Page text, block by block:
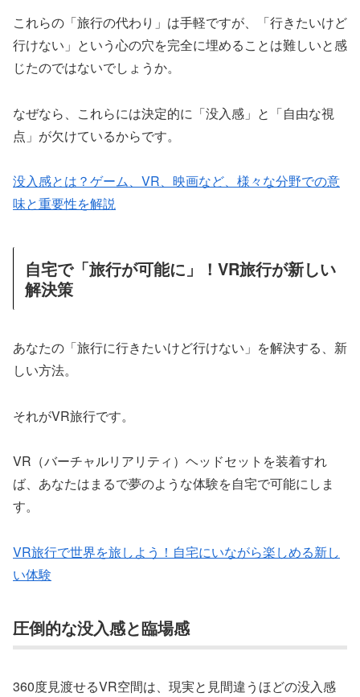
これらの「旅行の代わり」は手軽ですが、「行きたいけど
行けない」という心の穴を完全に埋めることは難しいと感
じたのではないでしょうか。
なぜなら、これらには決定的に「没入感」と「自由な視
点」が欠けているからです。
没入感とは？ゲーム、VR、映画など、様々な分野での意
味と重要性を解説
自宅で「旅行が可能に」！VR旅行が新しい
解決策
あなたの「旅行に行きたいけど行けない」を解決する、新
しい方法。
それがVR旅行です。
VR（バーチャルリアリティ）ヘッドセットを装着すれ
ば、あなたはまるで夢のような体験を自宅で可能にしま
す。
VR旅行で世界を旅しよう！自宅にいながら楽しめる新し
い体験
圧倒的な没入感と臨場感
360度見渡せるVR空間は、現実と見間違うほどの没入感